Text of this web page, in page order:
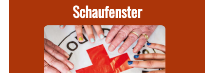
Schaufenster